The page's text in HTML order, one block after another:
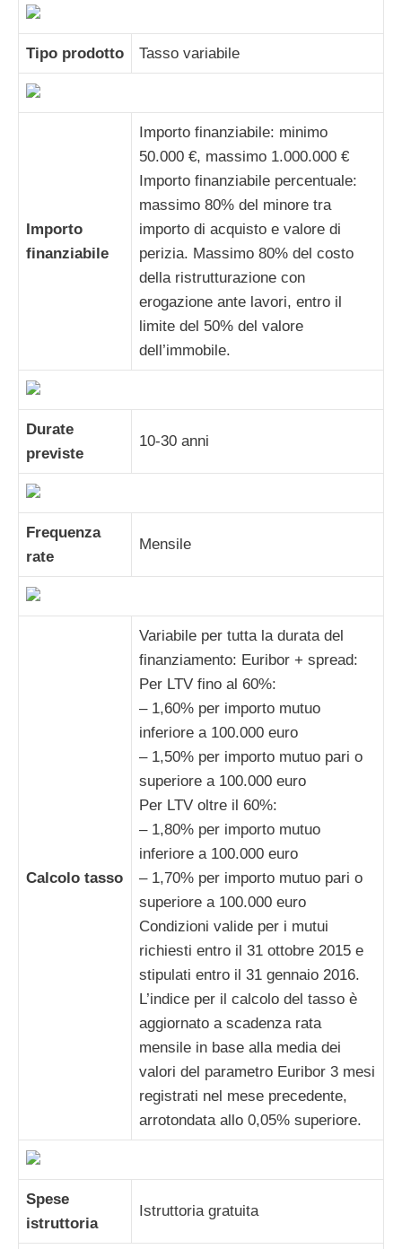
Tipo prodotto Tasso variabile
Importo
finanziabile
Importo finanziabile: minimo
50.000 €, massimo 1.000.000 €
Importo finanziabile percentuale:
massimo 80% del minore tra
importo di acquisto e valore di
perizia. Massimo 80% del costo
della ristrutturazione con
erogazione ante lavori, entro il
limite del 50% del valore
dell’immobile.
Durate
previste
10-30 anni
Frequenza
rate
Mensile
Calcolo tasso
Variabile per tutta la durata del
finanziamento: Euribor + spread:
Per LTV fino al 60%:
– 1,60% per importo mutuo
inferiore a 100.000 euro
– 1,50% per importo mutuo pari o
superiore a 100.000 euro
Per LTV oltre il 60%:
– 1,80% per importo mutuo
inferiore a 100.000 euro
– 1,70% per importo mutuo pari o
superiore a 100.000 euro
Condizioni valide per i mutui
richiesti entro il 31 ottobre 2015 e
stipulati entro il 31 gennaio 2016.
L’indice per il calcolo del tasso è
aggiornato a scadenza rata
mensile in base alla media dei
valori del parametro Euribor 3 mesi
registrati nel mese precedente,
arrotondata allo 0,05% superiore.
Spese
istruttoria
Istruttoria gratuita